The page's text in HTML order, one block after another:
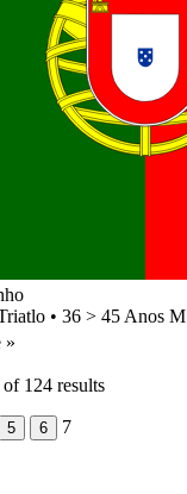
• 36 > 45 Anos M
»
of 124 results
5 6 7